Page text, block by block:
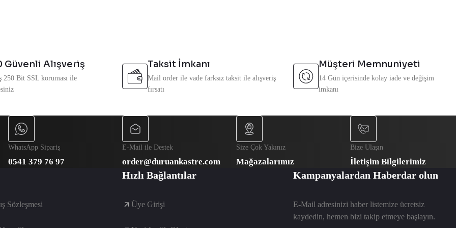
Güvenli Alışveriş
250 Bit SSL koruması ile
Taksit İmkanı
Mail order ile vade farksız taksit ile alışveriş
fırsatı
Müşteri Memnuniyeti
14 Gün içerisinde kolay iade ve değişim
imkanı
WhatsApp Sipariş
0541 379 76 97
E-Mail ile Destek
order@duruankastre.com
Size Çok Yakınız
Mağazalarımız
Bize Ulaşın
İletişim Bilgilerimiz
Sözleşmesi
Hızlı Bağlantılar
Üye Girişi
Kampanyalardan Haberdar olun
E-Mail adresinizi haber listemize ücretsiz
kaydedin, hemen bizi takip etmeye başlayın.